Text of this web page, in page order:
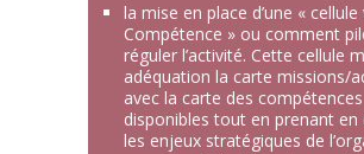
la mise en place d’une « cellule
Compétence » ou comment
réguler l’activité. Cette cellule
adéquation la carte missions/
avec la carte des compétences
disponibles tout en prenant en
les enjeux stratégiques de